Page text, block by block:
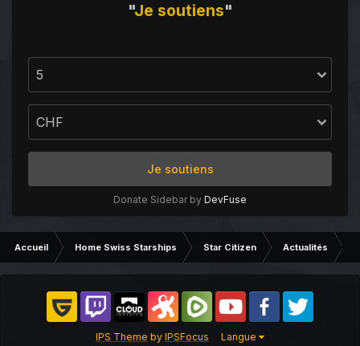
"Je soutiens"
Je soutiens
Donate Sidebar by DevFuse
Accueil Home Swiss Starships Star Citizen Actualités
IPS Theme by IPSFocus
Langue